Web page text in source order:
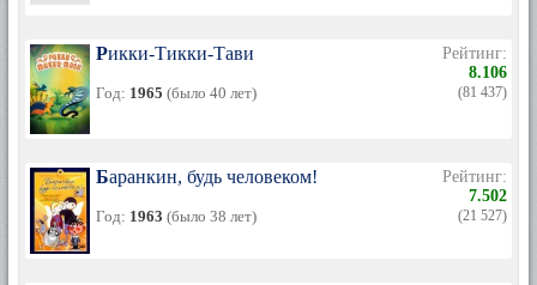
Рикки-Тикки-Тави
Год: 1965 (было 40 лет)
Рейтинг:
8.106
(81 437)
Баранкин, будь человеком!
Год: 1963 (было 38 лет)
Рейтинг:
7.502
(21 527)